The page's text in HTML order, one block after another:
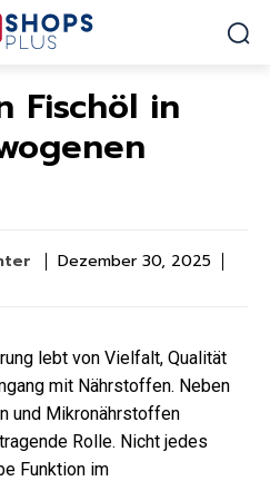
Fischöl in
Dezember 30, 2025
lebt von Vielfalt, Qualität
mit Nährstoffen. Neben
und Mikronährstoffen
Rolle. Nicht jedes
Funktion im